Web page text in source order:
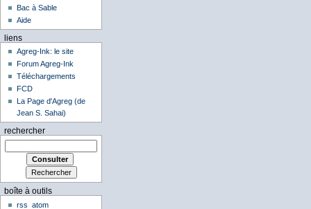
Bac à Sable
Aide
liens
Agreg-Ink: le site
Forum Agreg-Ink
Téléchargements
FCD
La Page d'Agreg (de
Jean S. Sahai)
rechercher
boîte à outils
rss
atom